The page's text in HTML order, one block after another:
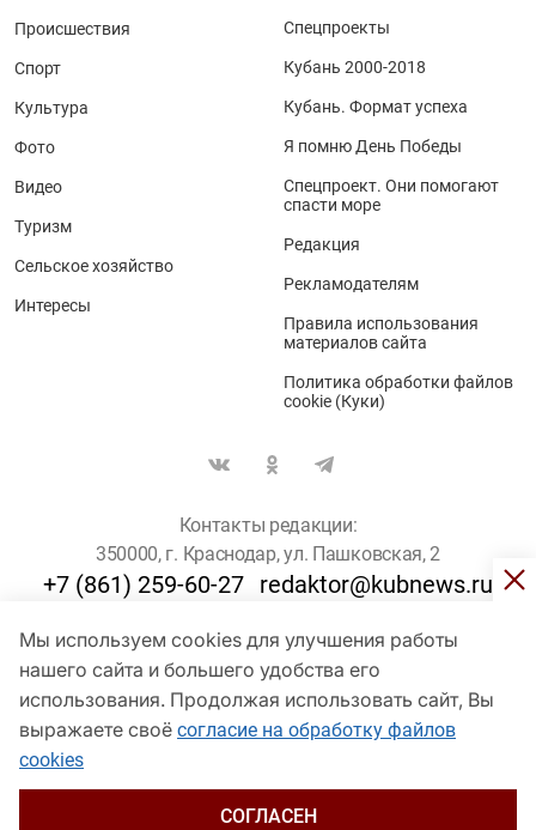
Мы используем cookies для улучшения работы
нашего сайта и большего удобства его
использования. Продолжая использовать сайт, Вы
выражаете своё согласие на обработку файлов
cookies
СОГЛАСЕН
Происшествия
Спорт
Культура
Фото
Видео
Туризм
Сельское хозяйство
Интересы
Спецпроекты
Кубань 2000-2018
Кубань. Формат успеха
Я помню День Победы
Спецпроект. Они помогают
спасти море
Редакция
Рекламодателям
Правила использования
материалов сайта
Политика обработки файлов
cookie (Куки)
Контакты редакции:
350000, г. Краснодар, ул. Пашковская, 2
+7 (861) 259-60-27 redaktor@kubnews.ru
Для пользователей старше 16 лет
© Кубанские Новости, 2017
Сетевое издание «kubnews» зарегистрировано Федеральной
службой по надзору в сфере связи, информационных технологий
и массовых коммуникаций (Роскомнадзор). Регистрационный
Пашковская, 2). Главный редактор – Филиппов О. Ю.